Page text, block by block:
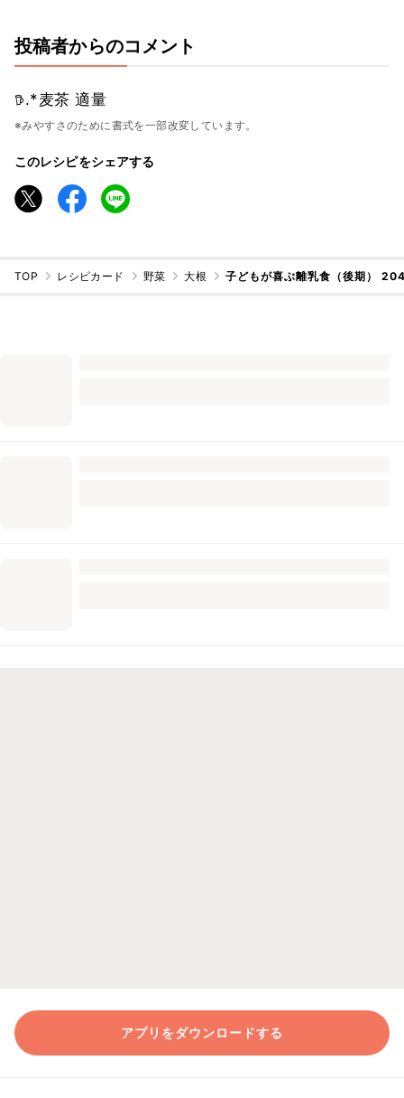
投稿者からのコメント
𖠚.*麦茶 適量
※みやすさのために書式を一部改変しています。
このレシピをシェアする
TOP レシピカード 野菜 大根 子どもが喜ぶ離乳食（後期）
アプリをダウンロードする